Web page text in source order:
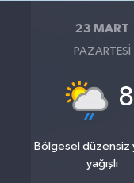
23 MART
PAZARTESI
8
Bölgesel düzensiz
yağışlı